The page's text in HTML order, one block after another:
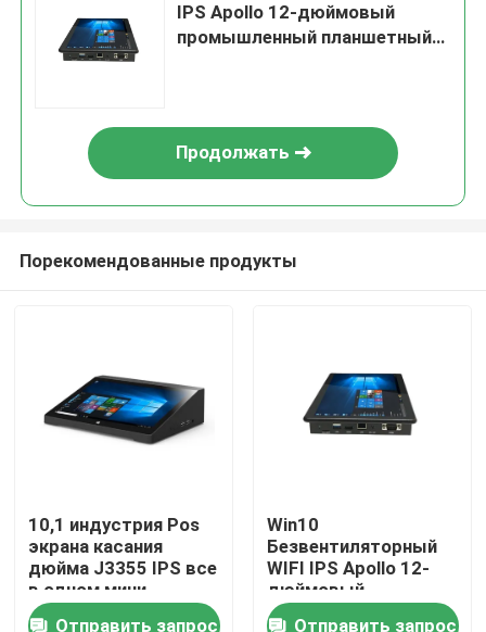
Продукция
О Компании
IPS Apollo 12-дюймовый
промышленный планшетный
Продолжать
Порекомендованные продукты
10,1 индустрия Pos
экрана касания
дюйма J3355 IPS все
в одном мини-
компьютере 4GB
Отправить запрос
Win10
Безвентиляторный
WIFI IPS Apollo 12-
дюймовый
промышленный
Отправить запрос